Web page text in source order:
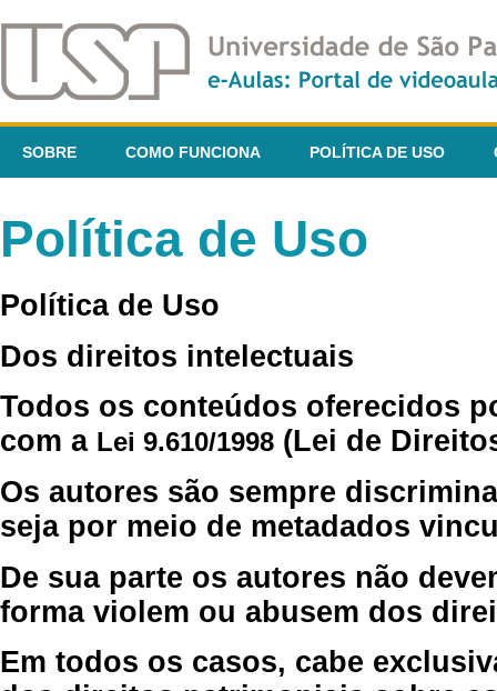
SOBRE COMO FUNCIONA POLÍTICA DE USO
Política de Uso
Política de Uso
Dos direitos intelectuais
Todos os conteúdos oferecidos
com a Lei 9.610/1998 (Lei de
Os autores são sempre
seja por meio de metadados
De sua parte os autores não
forma violem ou abusem dos
Em todos os casos, cabe